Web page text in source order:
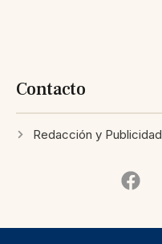
Contacto
Redacción y Publicidad